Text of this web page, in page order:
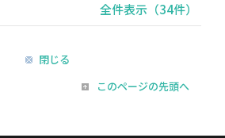
全件表示（34件）
閉じる
このページの先頭へ